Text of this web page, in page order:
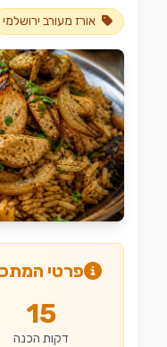
אורז מעורב ירושלמי
פרטי
15
דקות הכנה